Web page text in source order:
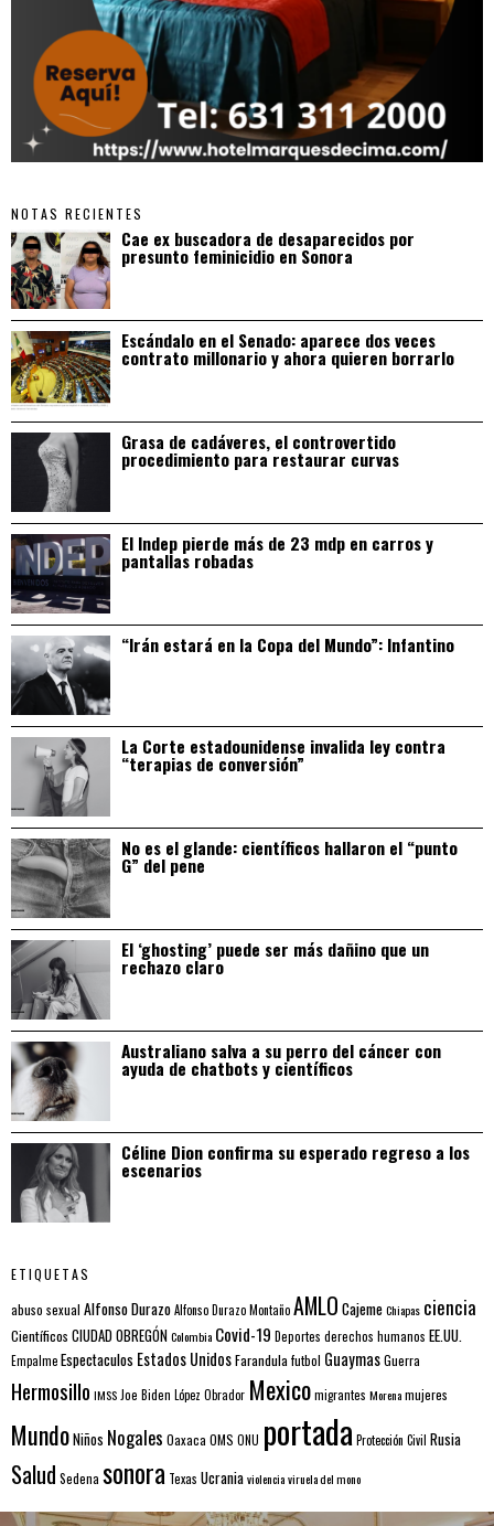
NOTAS RECIENTES
Cae ex buscadora de desaparecidos por
presunto feminicidio en Sonora
Escándalo en el Senado: aparece dos veces
contrato millonario y ahora quieren borrarlo
Grasa de cadáveres, el controvertido
procedimiento para restaurar curvas
El Indep pierde más de 23 mdp en carros y
pantallas robadas
“Irán estará en la Copa del Mundo”: Infantino
La Corte estadounidense invalida ley contra
“terapias de conversión”
No es el glande: científicos hallaron el “punto
G” del pene
El ‘ghosting’ puede ser más dañino que un
rechazo claro
Australiano salva a su perro del cáncer con
ayuda de chatbots y científicos
Céline Dion confirma su esperado regreso a los
escenarios
ETIQUETAS
abuso sexual Alfonso DurazoAlfonso Durazo MontañoAMLO CajemeChiapas ciencia
Científicos CIUDAD OBREGÓNColombia Covid-19 Deportes derechos humanos EE.UU.
EmpalmeEspectaculos Estados UnidosFarandula futbol GuaymasGuerra
Hermosillo IMSS Joe Biden López Obrador Mexicomigrantes Morenamujeres
MundoNiños Nogales Oaxaca OMS ONU portada Protección Civil Rusia
Salud Sedena sonora Texas Ucraniaviolenciaviruela del mono